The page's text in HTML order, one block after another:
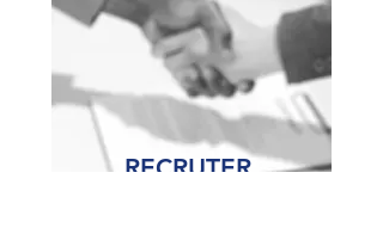
RECRUTER